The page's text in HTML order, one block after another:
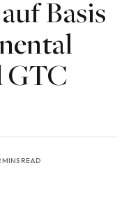
Basis
GTC
MINS READ